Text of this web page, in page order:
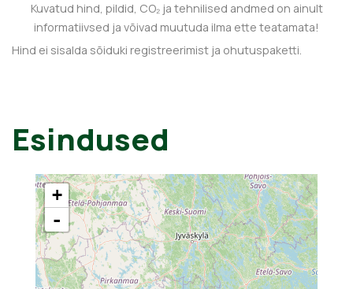
Kuvatud hind, pildid, CO₂ ja tehnilised andmed on ainult
informatiivsed ja võivad muutuda ilma ette teatamata!
Hind ei sisalda sõiduki registreerimist ja ohutuspaketti.
Esindused
+
-